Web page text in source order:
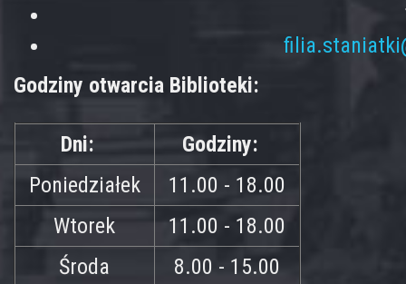
Godziny otwarcia Biblioteki:
Dni:
Godziny:
Poniedziałek
11.00 - 18.00
Wtorek
11.00 - 18.00
Środa
8.00 - 15.00